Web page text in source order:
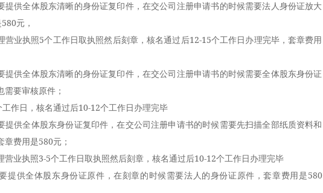
供全体股东清晰的身份证复印件，在交公司注册申请书的时候需要法人身份证放大
元，
业执照5个工作日取执照然后刻章，核名通过后12-15个工作日办理完毕，套章费用
供全体股东清晰的身份证复印件，在交公司注册申请书的时候需要全体股东身份证
要审核原件；
日，核名通过后10-12个工作日办理完毕
供全体股东身份证复印件，在交公司注册申请书的时候需要先扫描全部纸质资料和
费用是580元；
业执照3-5个工作日取执照然后刻章，核名通过后10-12个工作日办理完毕
供全体股东身份证原件，在刻章的时候需要法人的身份证原件，套章费用是580